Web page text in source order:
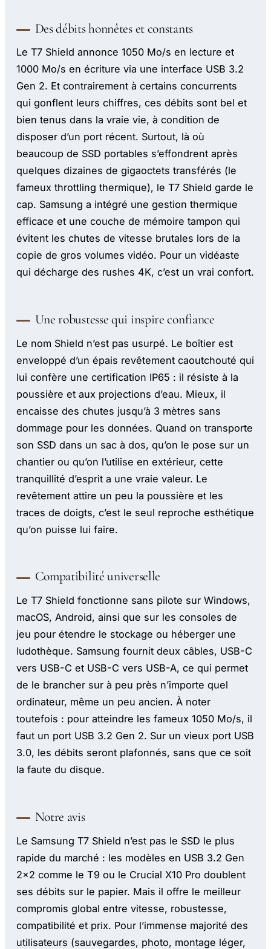
Des débits honnêtes et constants
Le T7 Shield annonce 1050 Mo/s en lecture et
1000 Mo/s en écriture via une interface USB 3.2
Gen 2. Et contrairement à certains concurrents
qui gonflent leurs chiffres, ces débits sont bel et
bien tenus dans la vraie vie, à condition de
disposer d’un port récent. Surtout, là où
beaucoup de SSD portables s’effondrent après
quelques dizaines de gigaoctets transférés (le
fameux throttling thermique), le T7 Shield garde le
cap. Samsung a intégré une gestion thermique
efficace et une couche de mémoire tampon qui
évitent les chutes de vitesse brutales lors de la
copie de gros volumes vidéo. Pour un vidéaste
qui décharge des rushes 4K, c’est un vrai confort.
Une robustesse qui inspire confiance
Le nom Shield n’est pas usurpé. Le boîtier est
enveloppé d’un épais revêtement caoutchouté qui
lui confère une certification IP65 : il résiste à la
poussière et aux projections d’eau. Mieux, il
encaisse des chutes jusqu’à 3 mètres sans
dommage pour les données. Quand on transporte
son SSD dans un sac à dos, qu’on le pose sur un
chantier ou qu’on l’utilise en extérieur, cette
tranquillité d’esprit a une vraie valeur. Le
revêtement attire un peu la poussière et les
traces de doigts, c’est le seul reproche esthétique
qu’on puisse lui faire.
Compatibilité universelle
Le T7 Shield fonctionne sans pilote sur Windows,
macOS, Android, ainsi que sur les consoles de
jeu pour étendre le stockage ou héberger une
ludothèque. Samsung fournit deux câbles, USB-C
vers USB-C et USB-C vers USB-A, ce qui permet
de le brancher sur à peu près n’importe quel
ordinateur, même un peu ancien. À noter
toutefois : pour atteindre les fameux 1050 Mo/s, il
faut un port USB 3.2 Gen 2. Sur un vieux port USB
3.0, les débits seront plafonnés, sans que ce soit
la faute du disque.
Notre avis
Le Samsung T7 Shield n’est pas le SSD le plus
rapide du marché : les modèles en USB 3.2 Gen
2x2 comme le T9 ou le Crucial X10 Pro doublent
ses débits sur le papier. Mais il offre le meilleur
compromis global entre vitesse, robustesse,
compatibilité et prix. Pour l’immense majorité des
utilisateurs (sauvegardes, photo, montage léger,